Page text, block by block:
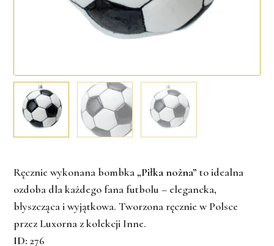
Ręcznie wykonana bombka„Piłka nożna” to idealna
ozdoba dla każdego fana futbolu – elegancka,
błyszcząca i wyjątkowa. Tworzona ręcznie w Polsce
przez Luxorna z kolekcji Inne.
ID: 276